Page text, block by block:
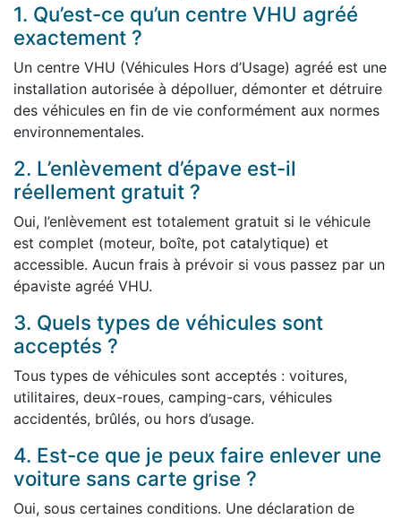
1. Qu’est-ce qu’un centre VHU agréé
exactement ?
Un centre VHU (Véhicules Hors d’Usage) agréé est une
installation autorisée à dépolluer, démonter et détruire
des véhicules en fin de vie conformément aux normes
environnementales.
2. L’enlèvement d’épave est-il
réellement gratuit ?
Oui, l’enlèvement est totalement gratuit si le véhicule
est complet (moteur, boîte, pot catalytique) et
accessible. Aucun frais à prévoir si vous passez par un
épaviste agréé VHU.
3. Quels types de véhicules sont
acceptés ?
Tous types de véhicules sont acceptés : voitures,
utilitaires, deux-roues, camping-cars, véhicules
accidentés, brûlés, ou hors d’usage.
4. Est-ce que je peux faire enlever une
voiture sans carte grise ?
Oui, sous certaines conditions. Une déclaration de